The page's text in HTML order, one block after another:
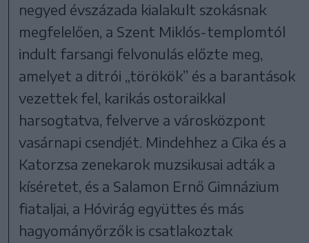
negyed évszázada kialakult szokásnak
megfelelően, a Szent Miklós-templomtól
indult farsangi felvonulás előzte meg,
amelyet a ditrói „törökök” és a barantások
vezettek fel, karikás ostoraikkal
harsogtatva, felverve a városközpont
vasárnapi csendjét. Mindehhez a Cika és a
Katorzsa zenekarok muzsikusai adták a
kíséretet, és a Salamon Ernő Gimnázium
fiataljai, a Hóvirág együttes és más
hagyományőrzők is csatlakoztak